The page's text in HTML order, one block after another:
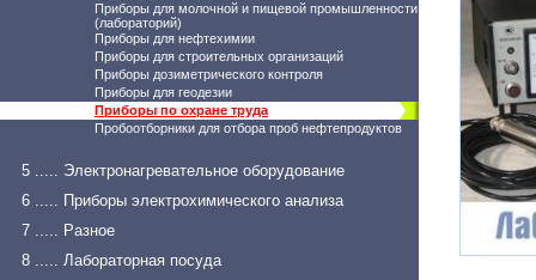
Приборы для молочной и пищевой промышленности
(лабораторий)
Приборы для нефтехимии
Приборы для строительных организаций
Приборы дозиметрического контроля
Приборы для геодезии
Приборы по охране труда
Пробоотборники для отбора проб нефтепродуктов
5 ..... Электронагревательное оборудование
6 ..... Приборы электрохимического анализа
7 ..... Разное
8 ..... Лабораторная посуда